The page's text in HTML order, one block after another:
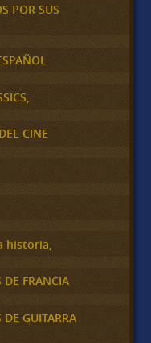
POR SUS
CINE
historia,
DE FRANCIA
GUITARRA